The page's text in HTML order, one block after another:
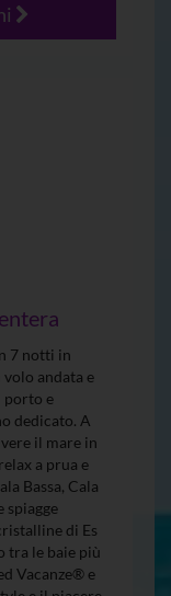
7 notti in
andata e
porto e
dedicato. A
il mare in
a prua e
Bassa, Cala
spiagge
di Es
tra le baie più
Vacanze® e